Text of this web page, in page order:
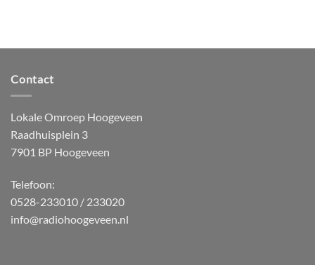
Contact
Lokale Omroep Hoogeveen
Raadhuisplein 3
7901 BP Hoogeveen
Telefoon:
0528-233010 / 233020
info@radiohoogeveen.nl